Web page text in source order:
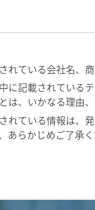
れている会社名、
に記載されている
は、いかなる理由
れている情報は、
あらかじめご了承く